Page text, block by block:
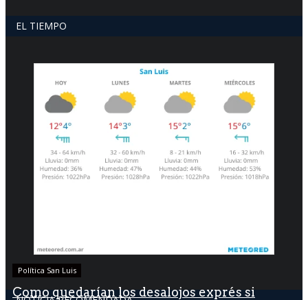
EL TIEMPO
Política San Luis
Como quedarían los desalojos exprés si